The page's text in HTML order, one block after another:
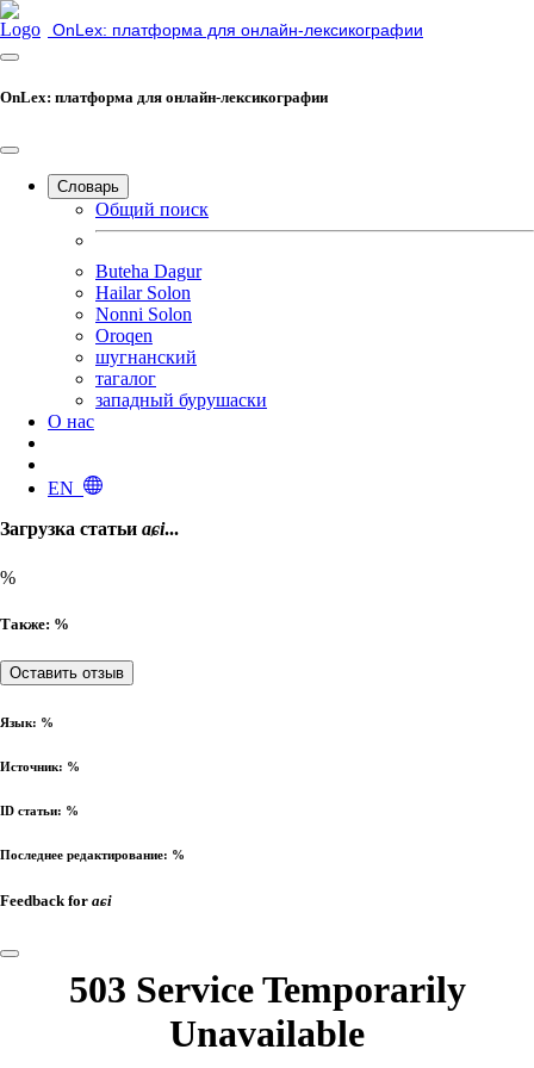
OnLex: платформа для онлайн-лексикографии
OnLex: платформа для онлайн-лексикографии
Словарь
Общий поиск
Buteha Dagur
Hailar Solon
Nonni Solon
Oroqen
шугнанский
тагалог
западный бурушаски
О нас
EN
Загрузка статьи aɕi...
%
Также: %
Оставить отзыв
Язык: %
Источник: %
ID статьи: %
Последнее редактирование: %
Feedback for aɕi